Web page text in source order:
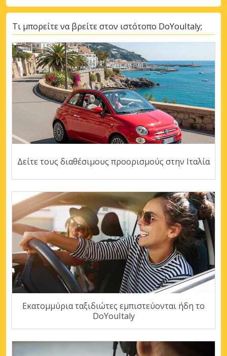
Τι μπορείτε να βρείτε στον ιστότοπο DoYouItaly;
Δείτε τους διαθέσιμους προορισμούς στην Ιταλία
Εκατομμύρια ταξιδιώτες εμπιστεύονται ήδη το
DoYouItaly